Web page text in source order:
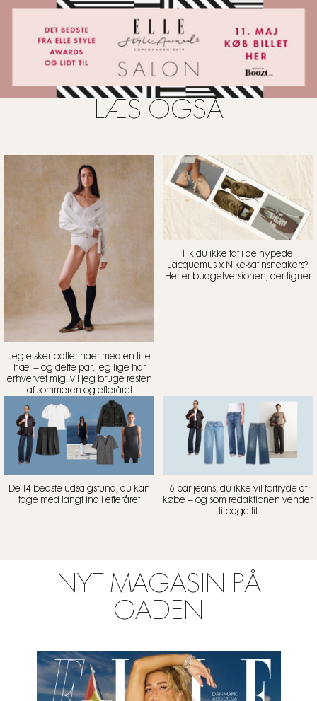
LÆS OGSÅ
Jeg elsker ballerinaer med en lille
hæl – og dette par, jeg lige har
erhvervet mig, vil jeg bruge resten
af sommeren og efteråret
Fik du ikke fat i de hypede
Jacquemus x Nike-satinsneakers?
Her er budgetversionen, der ligner
De 14 bedste udsalgsfund, du kan
tage med langt ind i efteråret
6 par jeans, du ikke vil fortryde at
købe – og som redaktionen vender
tilbage til
NYT MAGASIN PÅ
GADEN